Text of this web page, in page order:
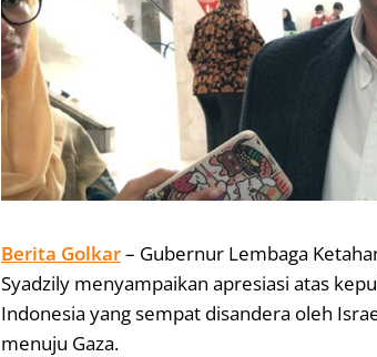
Berita Golkar– Gubernur Lembaga
Syadzily menyampaikan apresiasi atas
Indonesia yang sempat disandera oleh
menuju Gaza.